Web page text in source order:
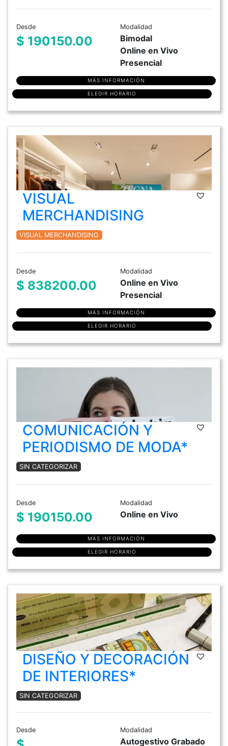
Desde
$ 190150.00
Modalidad
Bimodal
Online en Vivo
Presencial
MÁS INFORMACIÓN
ELEGIR HORARIO
VISUAL
MERCHANDISING
VISUAL MERCHANDISING
Desde
$ 838200.00
Modalidad
Online en Vivo
Presencial
MÁS INFORMACIÓN
ELEGIR HORARIO
COMUNICACIÓN Y
PERIODISMO DE MODA*
SIN CATEGORIZAR
Desde
$ 190150.00
Modalidad
Online en Vivo
MÁS INFORMACIÓN
ELEGIR HORARIO
DISEÑO Y DECORACIÓN
DE INTERIORES*
SIN CATEGORIZAR
Desde Modalidad
Autogestivo Grabado